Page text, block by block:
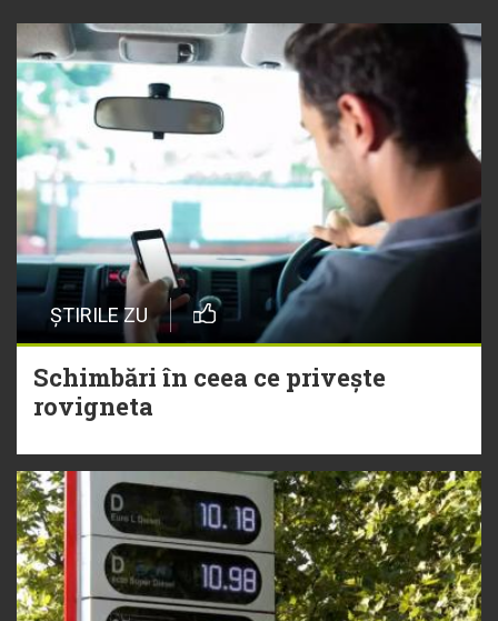
ȘTIRILE ZU
Schimbări în ceea ce privește
rovigneta